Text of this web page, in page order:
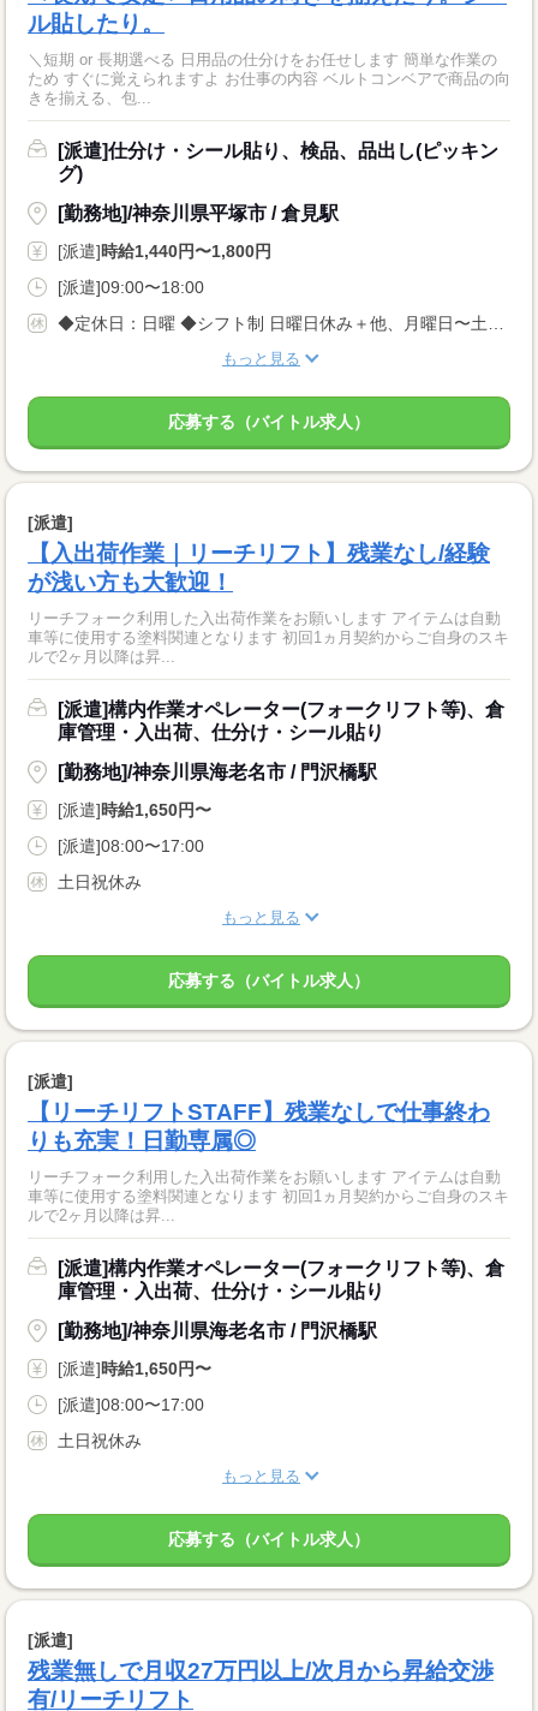
ル貼したり。
＼短期 or 長期選べる 日用品の仕分けをお任せします 簡単な作業の
ため すぐに覚えられますよ お仕事の内容 ベルトコンベアで商品の向
きを揃える、包...
[派遣]仕分け・シール貼り、検品、品出し(ピッキン
グ)
[勤務地]/神奈川県平塚市 / 倉見駅
[派遣]時給1,440円〜1,800円
[派遣]09:00〜18:00
◆定休日：日曜 ◆シフト制 日曜日休み＋他、月曜日〜土曜日で1日休み
もっと見る
応募する（バイトル求人）
[派遣]
【入出荷作業｜リーチリフト】残業なし/経験
が浅い方も大歓迎！
リーチフォーク利用した入出荷作業をお願いします アイテムは自動
車等に使用する塗料関連となります 初回1ヵ月契約からご自身のスキ
ルで2ヶ月以降は昇...
[派遣]構内作業オペレーター(フォークリフト等)、倉
庫管理・入出荷、仕分け・シール貼り
[勤務地]/神奈川県海老名市 / 門沢橋駅
[派遣]時給1,650円〜
[派遣]08:00〜17:00
土日祝休み
もっと見る
応募する（バイトル求人）
[派遣]
【リーチリフトSTAFF】残業なしで仕事終わ
りも充実！日勤専属◎
リーチフォーク利用した入出荷作業をお願いします アイテムは自動
車等に使用する塗料関連となります 初回1ヵ月契約からご自身のスキ
ルで2ヶ月以降は昇...
[派遣]構内作業オペレーター(フォークリフト等)、倉
庫管理・入出荷、仕分け・シール貼り
[勤務地]/神奈川県海老名市 / 門沢橋駅
[派遣]時給1,650円〜
[派遣]08:00〜17:00
土日祝休み
もっと見る
応募する（バイトル求人）
[派遣]
残業無しで月収27万円以上/次月から昇給交渉
有/リーチリフト